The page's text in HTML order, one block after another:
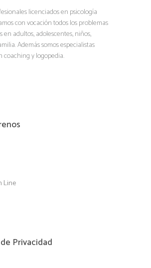
licenciados en psicología
con vocación todos los problemas
en adultos, adolescentes, niños,
Además somos especialistas
coaching y logopedia.
Line
Privacidad